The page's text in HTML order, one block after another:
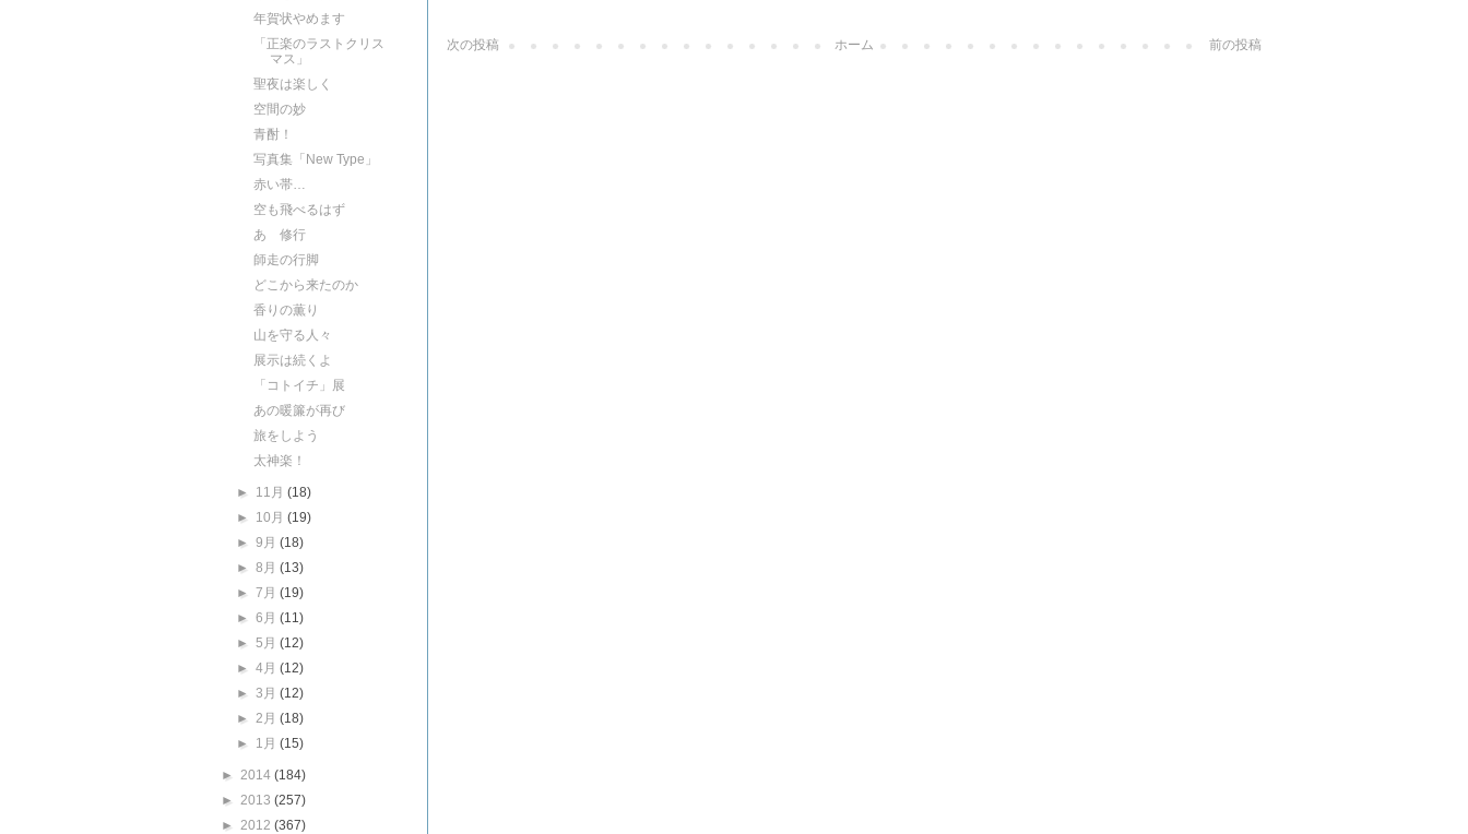
次の投稿 前の投稿
ホーム
年賀状やめます
「正楽のラストクリス
マス」
聖夜は楽しく
空間の妙
青酎！
写真集「New Type」
赤い帯…
空も飛べるはず
あゝ修行
師走の行脚
どこから来たのか
香りの薫り
山を守る人々
展示は続くよ
「コトイチ」展
あの暖簾が再び
旅をしよう
太神楽！
► 11月(18)
► 10月(19)
►9月(18)
►8月(13)
►7月(19)
►6月(11)
►5月(12)
►4月(12)
►3月(12)
►2月(18)
► 1月(15)
► 2014 (184)
► 2013 (257)
► 2012 (367)